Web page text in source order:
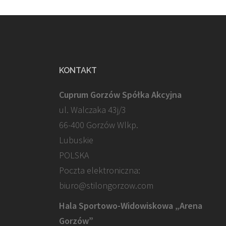
KONTAKT
Cuprum Gorzów Spółka Akcyjna
ul. Walczaka 43j/3
66-400 Gorzów Wlkp.
Lubuskie
POLSKA
Poczta elektroniczna:
biuro@stilongorzow.com
Hala Sportowo-Widowiskowa „Arena
Gorzów”